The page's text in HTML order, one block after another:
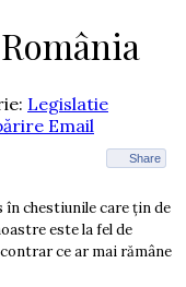
Legislatie
Email
Share
în chestiunile care țin de
este la fel de
ce ar mai rămâne